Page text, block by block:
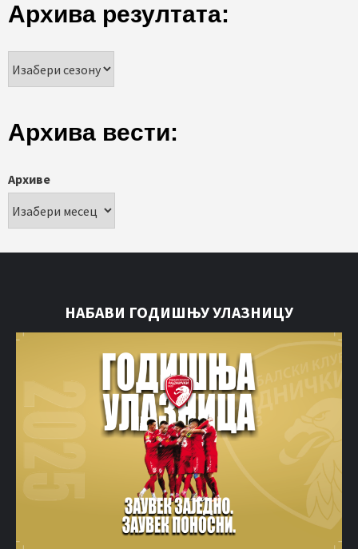
Архива резултата:
Архива вести:
Архиве
НАБАВИ ГОДИШЊУ УЛАЗНИЦУ